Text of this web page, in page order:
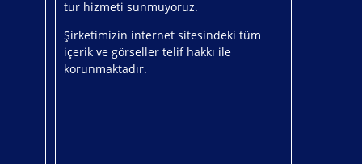
tur hizmeti sunmuyoruz.
Şirketimizin internet sitesindeki tüm
içerik ve görseller telif hakkı ile
korunmaktadır.